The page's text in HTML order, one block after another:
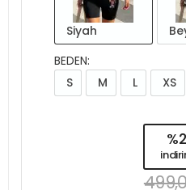
Siyah
BEDEN:
S
M L XS
%2